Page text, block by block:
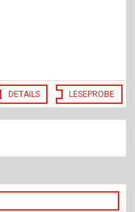
DETAILS LESEPROBE